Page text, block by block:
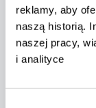
reklamy, aby
naszą historią.
naszej pracy,
i analityce